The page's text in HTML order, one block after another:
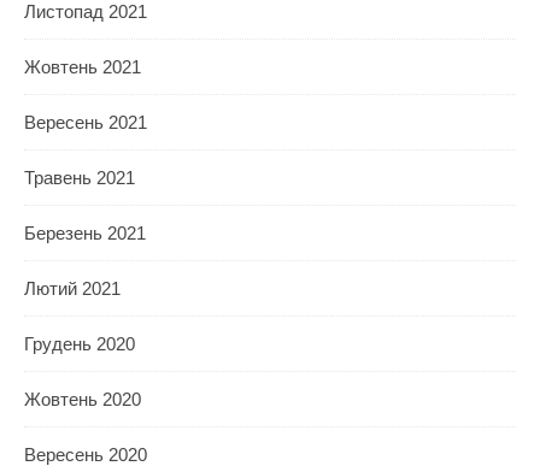
Листопад 2021
Жовтень 2021
Вересень 2021
Травень 2021
Березень 2021
Лютий 2021
Грудень 2020
Жовтень 2020
Вересень 2020